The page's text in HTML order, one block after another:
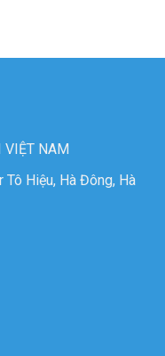
VIỆT NAM
Tô Hiệu, Hà Đông, Hà